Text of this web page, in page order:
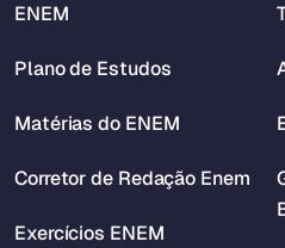
ENEM
Plano de Estudos
Matérias do ENEM
Corretor de Redação Enem
Exercícios ENEM